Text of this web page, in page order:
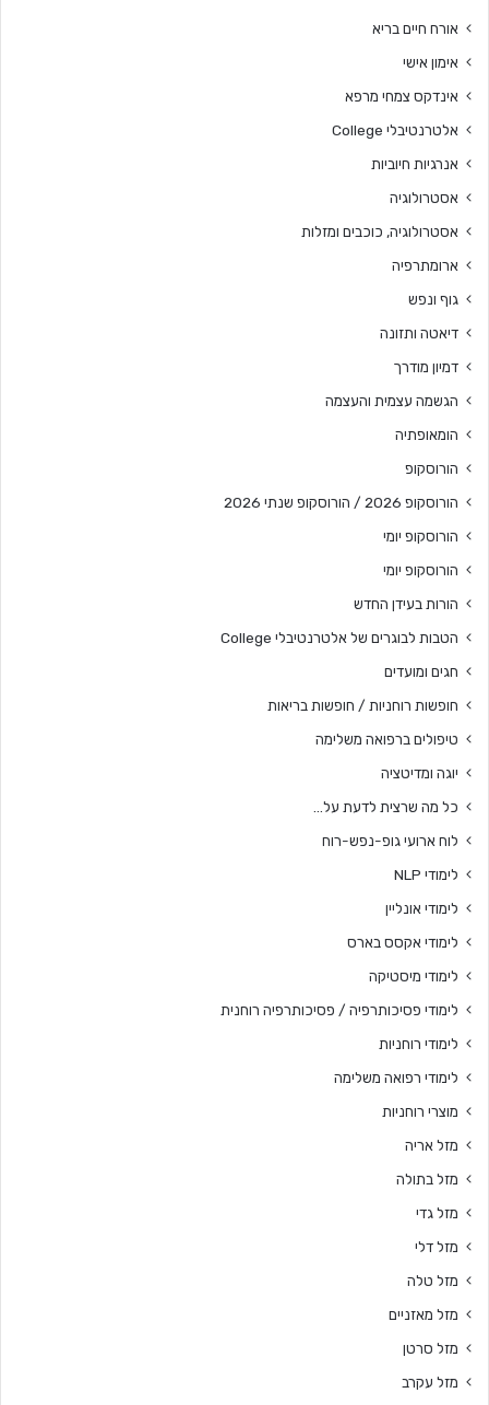
אורח חיים בריא
אימון אישי
אינדקס צמחי מרפא
אלטרנטיבלי College
אנרגיות חיוביות
אסטרולוגיה
אסטרולוגיה, כוכבים ומזלות
ארומתרפיה
גוף ונפש
דיאטה ותזונה
דמיון מודרך
הגשמה עצמית והעצמה
הומאופתיה
הורוסקופ
הורוסקופ 2026 / הורוסקופ שנתי 2026
הורוסקופ יומי
הורוסקופ יומי
הורות בעידן החדש
הטבות לבוגרים של אלטרנטיבלי College
חגים ומועדים
חופשות רוחניות / חופשות בריאות
טיפולים ברפואה משלימה
יוגה ומדיטציה
כל מה שרצית לדעת על…
לוח ארועי גופ-נפש-רוח
לימודי NLP
לימודי אונליין
לימודי אקסס בארס
לימודי מיסטיקה
לימודי פסיכותרפיה / פסיכותרפיה רוחנית
לימודי רוחניות
לימודי רפואה משלימה
מוצרי רוחניות
מזל אריה
מזל בתולה
מזל גדי
מזל דלי
מזל טלה
מזל מאזניים
מזל סרטן
מזל עקרב